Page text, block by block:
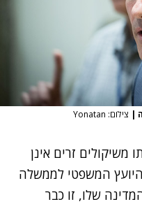
|
צילום: Yonatan
משיקולים זרים אינן
המשפטי לממשלה
שלו, זו כבר